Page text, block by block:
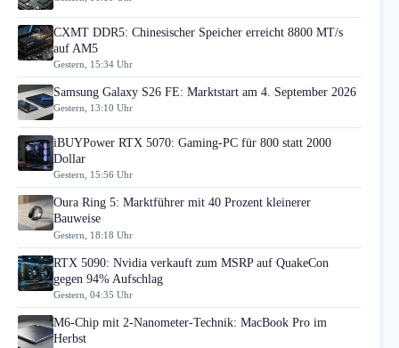
CXMT DDR5: Chinesischer Speicher erreicht 8800 MT/s
auf AM5
Gestern, 15:34 Uhr
Samsung Galaxy S26 FE: Marktstart am 4. September 2026
Gestern, 13:10 Uhr
iBUYPower RTX 5070: Gaming-PC für 800 statt 2000
Dollar
Gestern, 15:56 Uhr
Oura Ring 5: Marktführer mit 40 Prozent kleinerer
Bauweise
Gestern, 18:18 Uhr
RTX 5090: Nvidia verkauft zum MSRP auf QuakeCon
gegen 94% Aufschlag
Gestern, 04:35 Uhr
M6-Chip mit 2-Nanometer-Technik: MacBook Pro im
Herbst